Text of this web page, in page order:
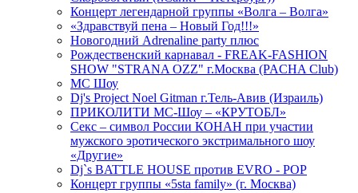
Концерт легендарной группы «Волга – Волга»
«Здравствуй пена – Новый Год!!!»
Новогодний Adrenaline party плюс
Рождественский карнавал - FREAK-FASHION
SHOW "STRANA OZZ" г.Москва (PACHA Club)
MC Шоу
Dj's Project Noel Gitman г.Тель-Авив (Израиль)
ПРИКОЛИТИ МС-Шоу – «КРУТОБЛ»
Секс – символ России КОНАН при участии
мужского эротического экстримального шоу
«Другие»
Dj`s BATTLE HOUSE против EVRO - POP
Концерт группы «5sta family» (г. Москва)